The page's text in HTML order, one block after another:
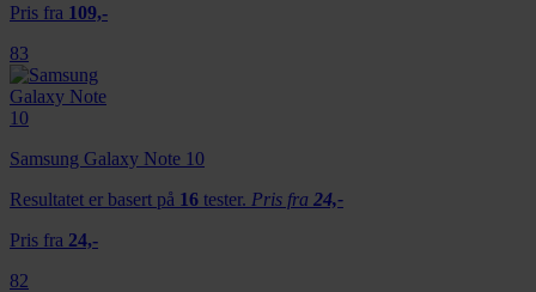
Pris fra 109,-
83
Samsung Galaxy Note 10
Resultatet er basert på 16 tester. Pris fra 24,-
Pris fra 24,-
82